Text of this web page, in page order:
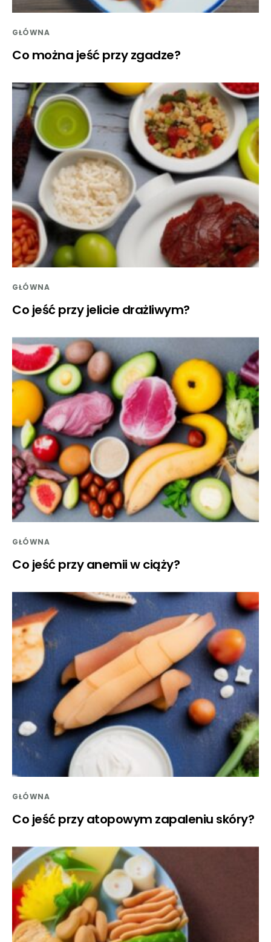
GŁÓWNA
Co można jeść przy zgadze?
GŁÓWNA
Co jeść przy jelicie drażliwym?
GŁÓWNA
Co jeść przy anemii w ciąży?
GŁÓWNA
Co jeść przy atopowym zapaleniu skóry?